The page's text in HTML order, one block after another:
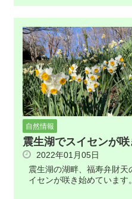
自然情報
震生湖でスイセンが
2022年01月05日
震生湖の湖畔、福寿弁財天
イセンが咲き始めています